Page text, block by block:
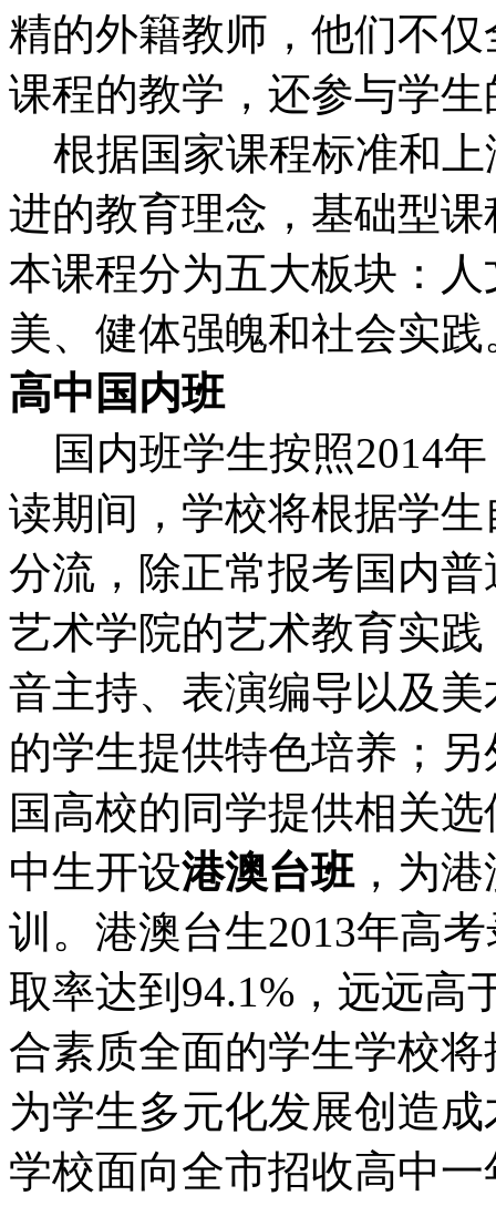
精的外籍教师，他们不
课程的教学，还参与学
根据国家课程标准和上
进的教育理念，基础型
本课程分为五大板块：
美、健体强魄和社会实践
高中国内班
国内班学生按照2014
读期间，学校将根据学
分流，除正常报考国内
艺术学院的艺术教育实
音主持、表演编导以及
的学生提供特色培养；
国高校的同学提供相关
中生开设港澳台班，为港
训。港澳台生2013年高
取率达到94.1%，远远高
合素质全面的学生学校
为学生多元化发展创造
学校面向全市招收高中